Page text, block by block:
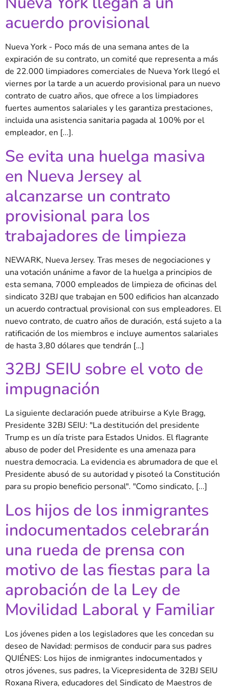
acuerdo provisional
Nueva York - Poco más de una semana antes de la
expiración de su contrato, un comité que representa a más
de 22.000 limpiadores comerciales de Nueva York llegó el
viernes por la tarde a un acuerdo provisional para un nuevo
contrato de cuatro años, que ofrece a los limpiadores
fuertes aumentos salariales y les garantiza prestaciones,
incluida una asistencia sanitaria pagada al 100% por el
empleador, en [...].
Se evita una huelga masiva
en Nueva Jersey al
alcanzarse un contrato
provisional para los
trabajadores de limpieza
NEWARK, Nueva Jersey. Tras meses de negociaciones y
una votación unánime a favor de la huelga a principios de
esta semana, 7000 empleados de limpieza de oficinas del
sindicato 32BJ que trabajan en 500 edificios han alcanzado
un acuerdo contractual provisional con sus empleadores. El
nuevo contrato, de cuatro años de duración, está sujeto a la
ratificación de los miembros e incluye aumentos salariales
de hasta 3,80 dólares que tendrán […]
32BJ SEIU sobre el voto de
impugnación
La siguiente declaración puede atribuirse a Kyle Bragg,
Presidente 32BJ SEIU: "La destitución del presidente
Trump es un día triste para Estados Unidos. El flagrante
abuso de poder del Presidente es una amenaza para
nuestra democracia. La evidencia es abrumadora de que el
Presidente abusó de su autoridad y pisoteó la Constitución
para su propio beneficio personal". "Como sindicato, [...]
Los hijos de los inmigrantes
indocumentados celebrarán
una rueda de prensa con
motivo de las fiestas para la
aprobación de la Ley de
Movilidad Laboral y Familiar
Los jóvenes piden a los legisladores que les concedan su
deseo de Navidad: permisos de conducir para sus padres
QUIÉNES: Los hijos de inmigrantes indocumentados y
otros jóvenes, sus padres, la Vicepresidenta de 32BJ SEIU
Roxana Rivera, educadores del Sindicato de Maestros de